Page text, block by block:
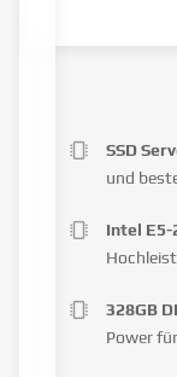
SSD
und
Intel E5-
328GB
Power